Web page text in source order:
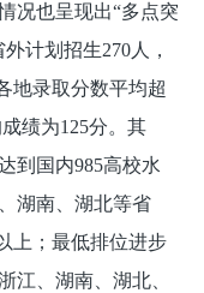
况也呈现出“多点突
计划招生270人，
地录取分数平均超
绩为125分。其
到国内985高校水
湖南、湖北等省
上；最低排位进步
江、湖南、湖北、